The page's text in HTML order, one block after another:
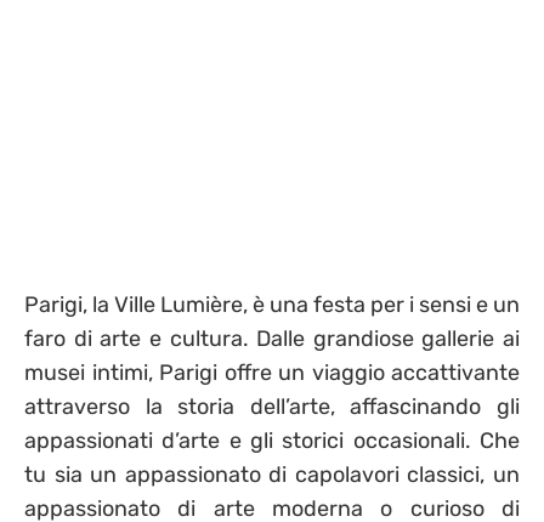
Parigi, la Ville Lumière, è una festa per i sensi e un
faro di arte e cultura. Dalle grandiose gallerie ai
musei intimi, Parigi offre un viaggio accattivante
attraverso la storia dell’arte, affascinando gli
appassionati d’arte e gli storici occasionali. Che
tu sia un appassionato di capolavori classici, un
appassionato di arte moderna o curioso di